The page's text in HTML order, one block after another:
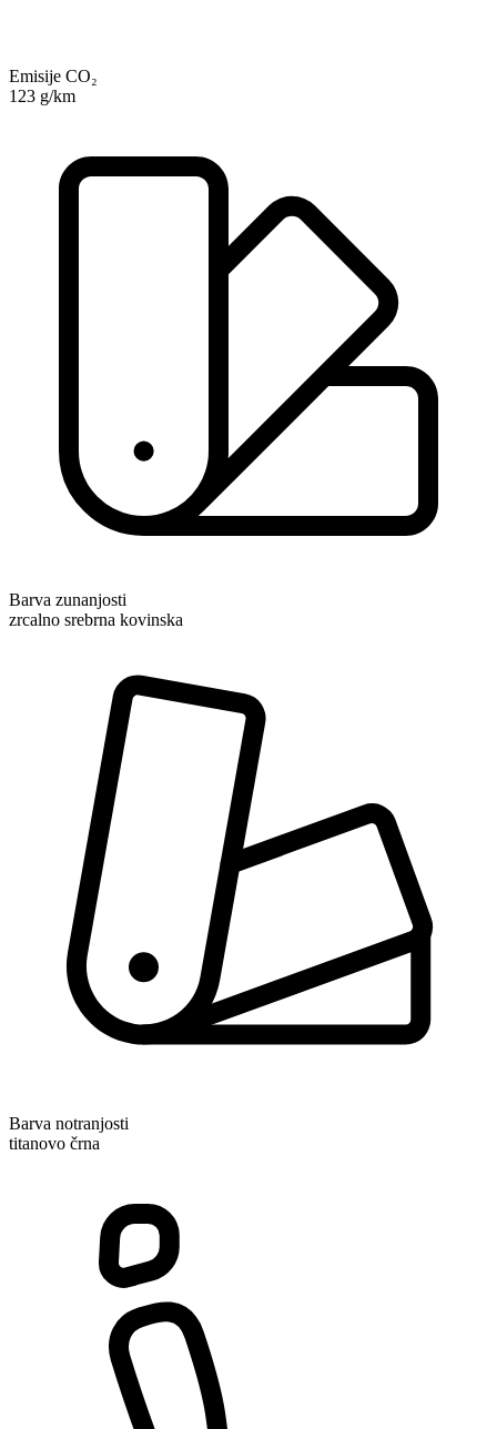
Emisije CO₂
123 g/km
Barva zunanjosti
zrcalno srebrna kovinska
Barva notranjosti
titanovo črna